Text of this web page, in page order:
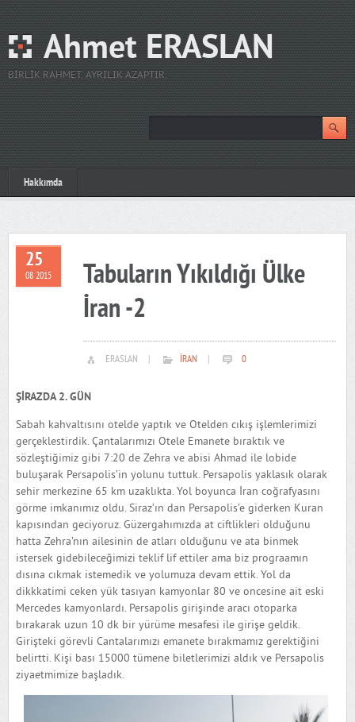
Ahmet ERASLAN
BIRLIK RAHMET, AYRILIK AZAPTIR.
Hakkımda
25
08 2015
Tabuların Yıkıldığı Ülke
İran -2
ERASLAN İRAN 0
ŞİRAZDA 2. GÜN
Sabah kahvaltısını otelde yaptık ve Otelden cıkış işlemlerimizi
gerçeklestirdik. Çantalarımızı Otele Emanete bıraktık ve
sözleştiğimiz gibi 7:20 de Zehra ve abisi Ahmad ile lobide
buluşarak Persapolis’in yolunu tuttuk. Persapolis yaklasık olarak
sehir merkezine 65 km uzaklıkta. Yol boyunca İran coğrafyasını
görme imkanımız oldu. Siraz’ın dan Persapolis’e giderken Kuran
kapısından geciyoruz. Güzergahımızda at ciftlikleri olduğunu
hatta Zehra’nın ailesinin de atları olduğunu ve ata binmek
istersek gidebileceğimizi teklif lif ettiler ama biz prograamın
dısına cıkmak istemedik ve yolumuza devam ettik. Yol da
dikkkatimi ceken yük tasıyan kamyonlar 80 ve oncesine ait eski
Mercedes kamyonlardı. Persapolis girişinde aracı otoparka
bırakarak uzun 10 dk bir yürüme mesafesi ile girişe geldik.
Girişteki görevli Cantalarımızı emanete bırakmamız gerektiğini
belirtti. Kişi bası 15000 tümene biletlerimizi aldık ve Persapolis
ziyaetmimize başladık.